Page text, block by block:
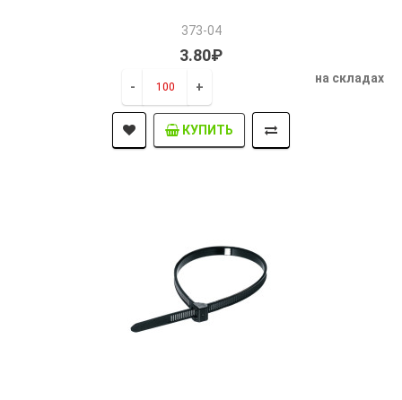
373-04
3.80₽
- +
на складах
КУПИТЬ